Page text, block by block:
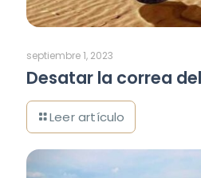
septiembre 1, 2023
Desatar la correa